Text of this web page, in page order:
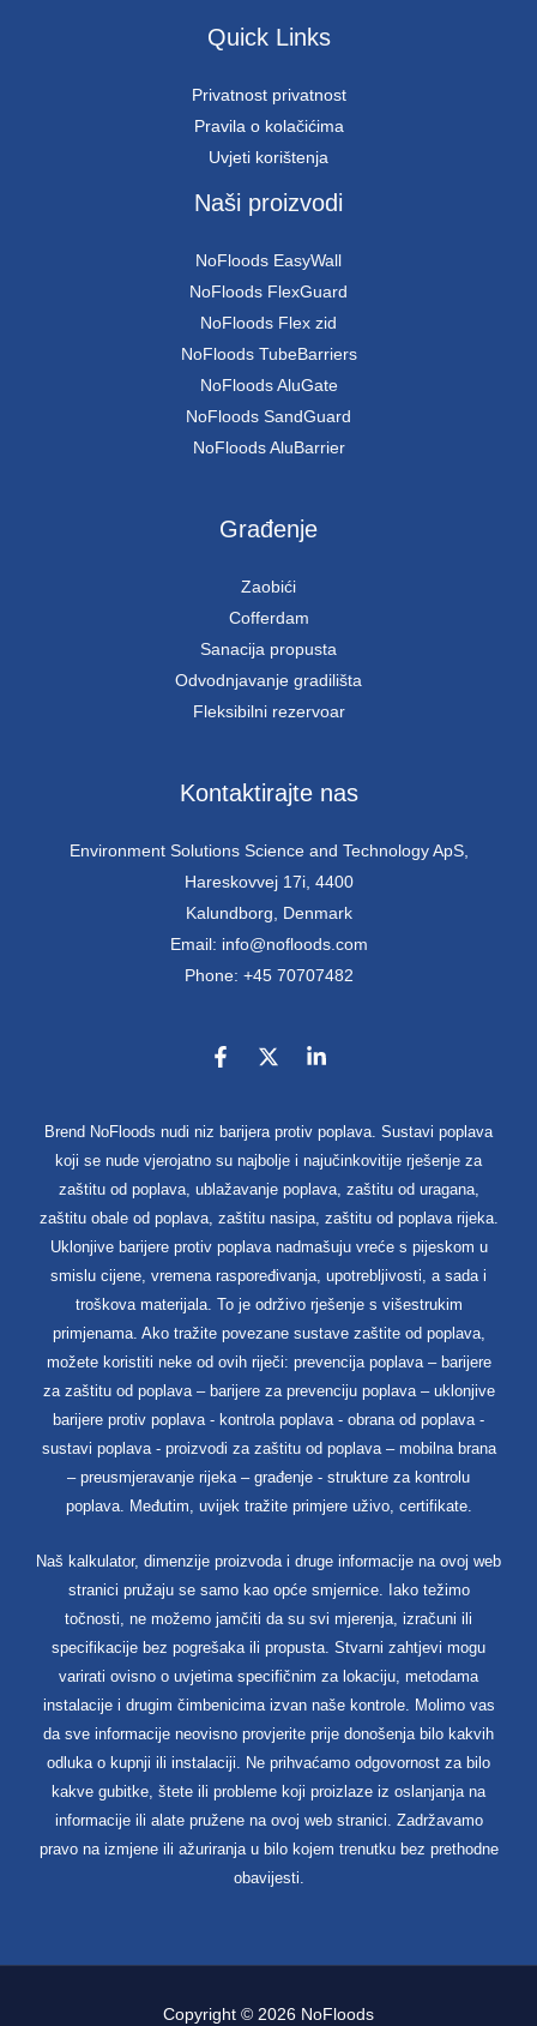
Quick Links
Privatnost privatnost
Pravila o kolačićima
Uvjeti korištenja
Naši proizvodi
NoFloods EasyWall
NoFloods FlexGuard
NoFloods Flex zid
NoFloods TubeBarriers
NoFloods AluGate
NoFloods SandGuard
NoFloods AluBarrier
Građenje
Zaobići
Cofferdam
Sanacija propusta
Odvodnjavanje gradilišta
Fleksibilni rezervoar
Kontaktirajte nas
Environment Solutions Science and Technology ApS,
Hareskovvej 17i, 4400
Kalundborg, Denmark
Email: info@nofloods.com
Phone: +45 70707482
Brend NoFloods nudi niz barijera protiv poplava. Sustavi poplava
koji se nude vjerojatno su najbolje i najučinkovitije rješenje za
zaštitu od poplava, ublažavanje poplava, zaštitu od uragana,
zaštitu obale od poplava, zaštitu nasipa, zaštitu od poplava rijeka.
Uklonjive barijere protiv poplava nadmašuju vreće s pijeskom u
smislu cijene, vremena raspoređivanja, upotrebljivosti, a sada i
troškova materijala. To je održivo rješenje s višestrukim
primjenama. Ako tražite povezane sustave zaštite od poplava,
možete koristiti neke od ovih riječi: prevencija poplava – barijere
za zaštitu od poplava – barijere za prevenciju poplava – uklonjive
barijere protiv poplava - kontrola poplava - obrana od poplava -
sustavi poplava - proizvodi za zaštitu od poplava – mobilna brana
– preusmjeravanje rijeka – građenje - strukture za kontrolu
poplava. Međutim, uvijek tražite primjere uživo, certifikate.
Naš kalkulator, dimenzije proizvoda i druge informacije na ovoj web
stranici pružaju se samo kao opće smjernice. Iako težimo
točnosti, ne možemo jamčiti da su svi mjerenja, izračuni ili
specifikacije bez pogrešaka ili propusta. Stvarni zahtjevi mogu
varirati ovisno o uvjetima specifičnim za lokaciju, metodama
instalacije i drugim čimbenicima izvan naše kontrole. Molimo vas
da sve informacije neovisno provjerite prije donošenja bilo kakvih
odluka o kupnji ili instalaciji. Ne prihvaćamo odgovornost za bilo
kakve gubitke, štete ili probleme koji proizlaze iz oslanjanja na
informacije ili alate pružene na ovoj web stranici. Zadržavamo
pravo na izmjene ili ažuriranja u bilo kojem trenutku bez prethodne
obavijesti.
Copyright © 2026 NoFloods